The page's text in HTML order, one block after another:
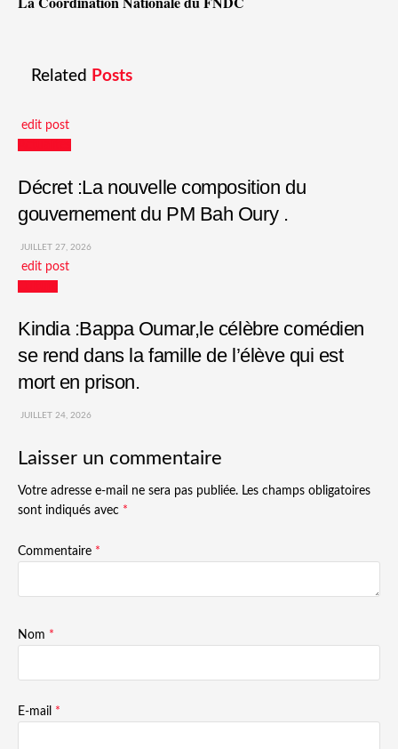
Related Posts
edit post
Décret :La nouvelle composition du
gouvernement du PM Bah Oury .
JUILLET 27, 2026
edit post
Kindia :Bappa Oumar,le célèbre comédien
se rend dans la famille de l’élève qui est
mort en prison.
JUILLET 24, 2026
Laisser un commentaire
Votre adresse e-mail ne sera pas publiée. Les champs obligatoires
sont indiqués avec *
Commentaire *
Nom *
E-mail *